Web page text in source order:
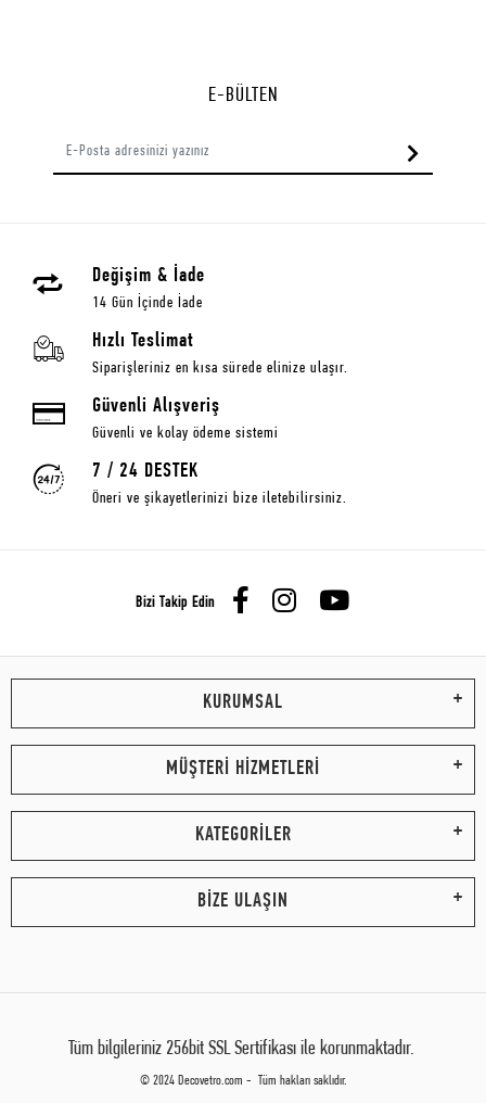
E-BÜLTEN
Değişim & İade
14 Gün İçinde İade
Hızlı Teslimat
Siparişleriniz en kısa sürede elinize ulaşır.
Güvenli Alışveriş
Güvenli ve kolay ödeme sistemi
7 / 24 DESTEK
Öneri ve şikayetlerinizi bize iletebilirsiniz.
Bizi Takip Edin
KURUMSAL
MÜŞTERİ HİZMETLERİ
KATEGORİLER
BİZE ULAŞIN
Tüm bilgileriniz 256bit SSL Sertifikası ile korunmaktadır.
© 2024 Decovetro.com - Tüm hakları saklıdır.